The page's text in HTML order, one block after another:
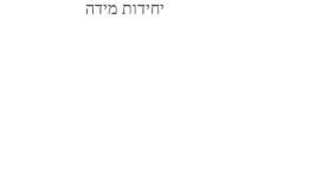
יחידות מידה